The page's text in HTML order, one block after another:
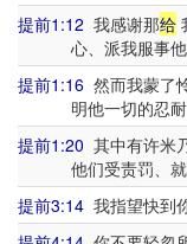
提前1:12 我感谢那给
心、派我服事他
提前1:16 然而我蒙了
明他一切的忍耐
提前1:20 其中有许米
他们受责罚、
提前3:14 我指望快到